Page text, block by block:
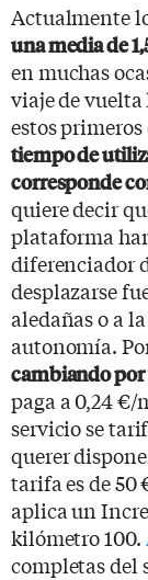
Actualmente
una media de
en muchas
viaje de vuelta
estos primeros
tiempo de
corresponde
quiere decir
plataforma
diferenciador
desplazarse
aledañas o a
autonomía.
cambiando
paga a 0,24 €/
servicio se
querer
tarifa es de 50
aplica un
kilómetro 100.
completas del